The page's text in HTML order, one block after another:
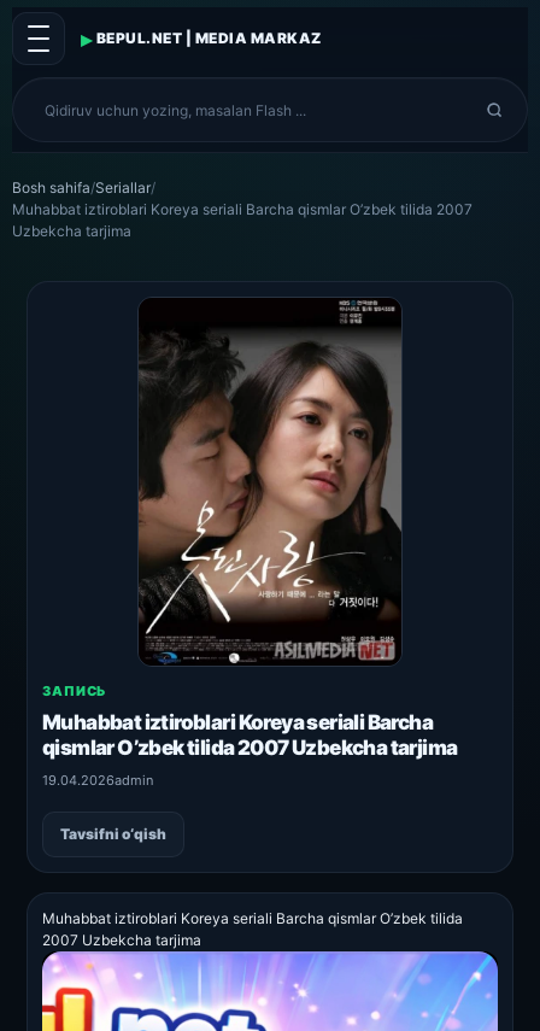
▸ BEPUL.NET | MEDIA MARKAZ
Bosh sahifa/Seriallar/
Muhabbat iztiroblari Koreya seriali Barcha qismlar O’zbek tilida 2007
Uzbekcha tarjima
ЗАПИСЬ
Muhabbat iztiroblari Koreya seriali Barcha
qismlar O’zbek tilida 2007 Uzbekcha tarjima
19.04.2026admin
Tavsifni o‘qish
Muhabbat iztiroblari Koreya seriali Barcha qismlar O’zbek tilida
2007 Uzbekcha tarjima